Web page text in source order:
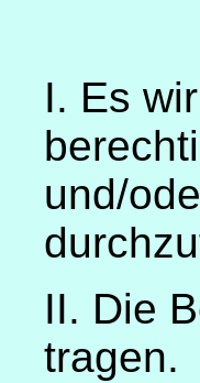
I. Es
und/
II. Die
tragen.